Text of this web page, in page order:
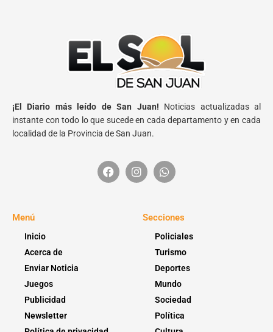
¡El Diario más leído de San Juan! Noticias actualizadas al
instante con todo lo que sucede en cada departamento y en cada
localidad de la Provincia de San Juan.
Menú
Inicio
Acerca de
Enviar Noticia
Juegos
Publicidad
Newsletter
Secciones
Policiales
Turismo
Deportes
Mundo
Sociedad
Política